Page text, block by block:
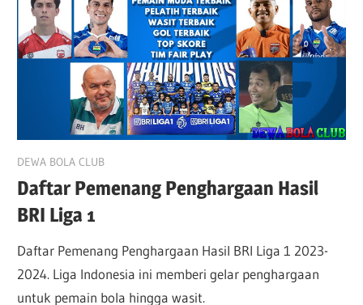
May 31, 2024
DEWA BOLA CLUB
Daftar Pemenang Penghargaan Hasil
BRI Liga 1
Daftar Pemenang Penghargaan Hasil BRI Liga 1 2023-
2024. Liga Indonesia ini memberi gelar penghargaan
untuk pemain bola hingga wasit.